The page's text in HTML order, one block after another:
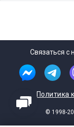
Связаться с
Политика
© 1998-